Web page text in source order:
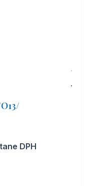
DPH